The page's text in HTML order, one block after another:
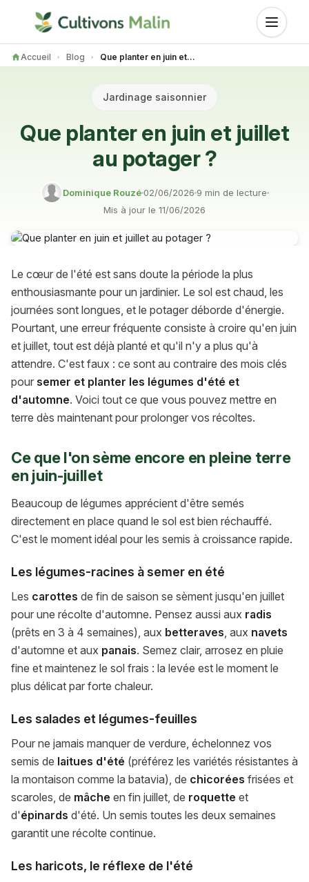
Accueil Blog Que planter en juin et juillet au potager ?
Jardinage saisonnier
Que planter en juin et juillet
au potager ?
Dominique Rouzé02/06/2026 9 min de lecture
Mis à jour le 11/06/2026
Le cœur de l'été est sans doute la période la plus
enthousiasmante pour un jardinier. Le sol est chaud, les
journées sont longues, et le potager déborde d'énergie.
Pourtant, une erreur fréquente consiste à croire qu'en juin
et juillet, tout est déjà planté et qu'il n'y a plus qu'à
attendre. C'est faux : ce sont au contraire des mois clés
pour semer et planter les légumes d'été et
d'automne. Voici tout ce que vous pouvez mettre en
terre dès maintenant pour prolonger vos récoltes.
Ce que l'on sème encore en pleine terre
en juin-juillet
Beaucoup de légumes apprécient d'être semés
directement en place quand le sol est bien réchauffé.
C'est le moment idéal pour les semis à croissance rapide.
Les légumes-racines à semer en été
Les carottes de fin de saison se sèment jusqu'en juillet
pour une récolte d'automne. Pensez aussi aux radis
(prêts en 3 à 4 semaines), aux betteraves, aux navets
d'automne et aux panais. Semez clair, arrosez en pluie
fine et maintenez le sol frais : la levée est le moment le
plus délicat par forte chaleur.
Les salades et légumes-feuilles
Pour ne jamais manquer de verdure, échelonnez vos
semis de laitues d'été (préférez les variétés résistantes à
la montaison comme la batavia), de chicorées frisées et
scaroles, de mâche en fin juillet, de roquette et
d'épinards d'été. Un semis toutes les deux semaines
garantit une récolte continue.
Les haricots, le réflexe de l'été